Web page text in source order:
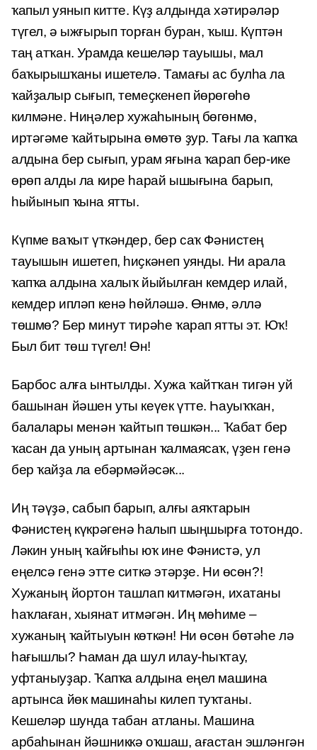
ҡапыл уянып китте. Күҙ алдында хәтирәләр
түгел, ә ыжғырып торған буран, ҡыш. Күптән
таң атҡан. Урамда кешеләр тауышы, мал
баҡырышҡаны ишетелә. Тамағы ас булһа ла
ҡайҙалыр сығып, темеҫкенеп йөрөгөһө
килмәне. Ниңәлер хужаһының бөгөнмө,
иртәгәме ҡайтырына өмөтө ҙур. Тағы ла ҡапҡа
алдына бер сығып, урам яғына ҡарап бер-ике
өрөп алды ла кире һарай ышығына барып,
һыйынып ҡына ятты.
Күпме ваҡыт үткәндер, бер саҡ Фәнистең
тауышын ишетеп, һиҫкәнеп уянды. Ни арала
ҡапҡа алдына халыҡ йыйылған кемдер илай,
кемдер ипләп кенә һөйләшә. Өнмө, әллә
төшмө? Бер минут тирәһе ҡарап ятты эт. Юҡ!
Был бит төш түгел! Өн!
Барбос алға ынтылды. Хужа ҡайтҡан тигән уй
башынан йәшен уты кеүек үтте. Һауыҡҡан,
балалары менән ҡайтып төшкән... Ҡабат бер
ҡасан да уның артынан ҡалмаясаҡ, үҙен генә
бер ҡайҙа ла ебәрмәйәсәк...
Иң тәүҙә, сабып барып, алғы аяҡтарын
Фәнистең күкрәгенә һалып шыңшырға тотондо.
Ләкин уның ҡайғыһы юҡ ине Фәнистә, ул
еңелсә генә этте ситкә этәрҙе. Ни өсөн?!
Хужаның йортон ташлап китмәгән, ихатаны
һаҡлаған, хыянат итмәгән. Иң мөһиме –
хужаның ҡайтыуын көткән! Ни өсөн бөтәһе лә
һағышлы? Һаман да шул илау-һыҡтау,
уфтаныуҙар. Ҡапҡа алдына еңел машина
артынса йөк машинаһы килеп туҡтаны.
Кешеләр шунда табан атланы. Машина
арбаһынан йәшниккә оҡшаш, ағастан эшләнгән